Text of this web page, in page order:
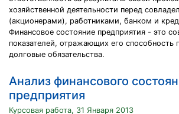
хозяйственной деятельности перед
(акционерами), работниками, банком и
Финансовое состояние предприятия - это
показателей, отражающих его способность
долговые обязательства.
Анализ финансового
предприятия
Курсовая работа, 31 Января 2013